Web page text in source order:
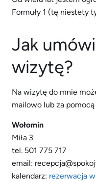
Formuły 1 (tę niestety
Jak
wizytę?
Na wizytę do mnie
mailowo lub za
Wołomin
Miła 3
tel. 501 775 717
email:
kalendarz: rezerwacja